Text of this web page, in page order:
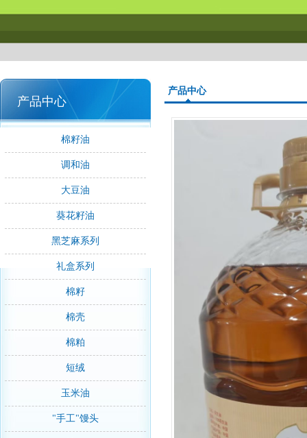
产品中心
棉籽油
调和油
大豆油
葵花籽油
黑芝麻系列
礼盒系列
棉籽
棉壳
棉粕
短绒
玉米油
"手工"馒头
产品中心